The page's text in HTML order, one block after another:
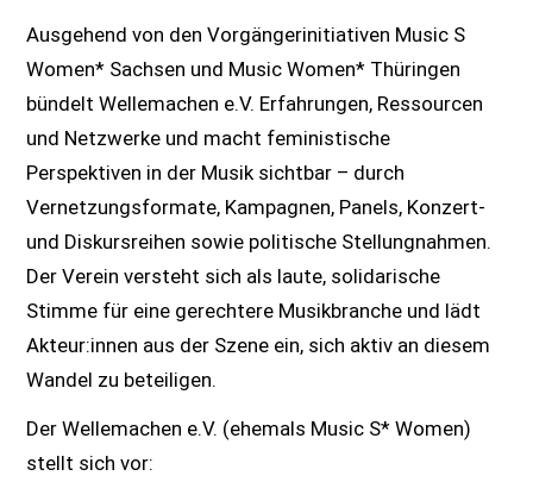
Ausgehend von den Vorgängerinitiativen Music S
Women* Sachsen und Music Women* Thüringen
bündelt Wellemachen e.V. Erfahrungen, Ressourcen
und Netzwerke und macht feministische
Perspektiven in der Musik sichtbar – durch
Vernetzungsformate, Kampagnen, Panels, Konzert-
und Diskursreihen sowie politische Stellungnahmen.
Der Verein versteht sich als laute, solidarische
Stimme für eine gerechtere Musikbranche und lädt
Akteur:innen aus der Szene ein, sich aktiv an diesem
Wandel zu beteiligen.
Der Wellemachen e.V. (ehemals Music S* Women)
stellt sich vor: